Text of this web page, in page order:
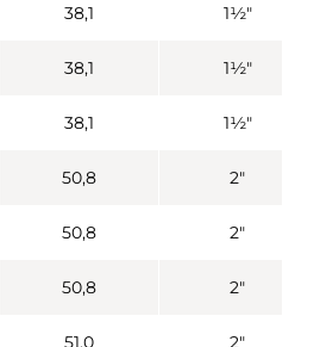
38,1 1½"
38,1 1½"
38,1 1½"
50,8 2"
50,8 2"
50,8 2"
51,0 2"